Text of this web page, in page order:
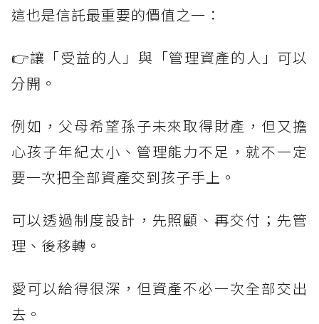
這也是信託最重要的價值之一：
👉讓「受益的人」與「管理資產的人」可以
分開。
例如，父母希望孫子未來取得財產，但又擔
心孩子年紀太小、管理能力不足，就不一定
要一次把全部資產交到孩子手上。
可以透過制度設計，先照顧、再交付；先管
理、後移轉。
愛可以給得很深，但資產不必一次全部交出
去。